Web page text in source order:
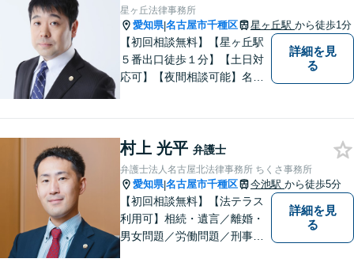
星ヶ丘法律事務所
愛知県|名古屋市千種区 星ヶ丘駅 から徒歩1分
【初回相談無料】【星ヶ丘駅
５番出口徒歩１分】【土日対
応可】【夜間相談可能】名古
詳細を見
る
村上 光平 弁護士
弁護士法人名古屋北法律事務所 ちくさ事務所
愛知県|名古屋市千種区 今池駅 から徒歩5分
【初回相談無料】【法テラス
利用可】相続・遺言／離婚・
男女問題／労働問題／刑事事
詳細を見
る